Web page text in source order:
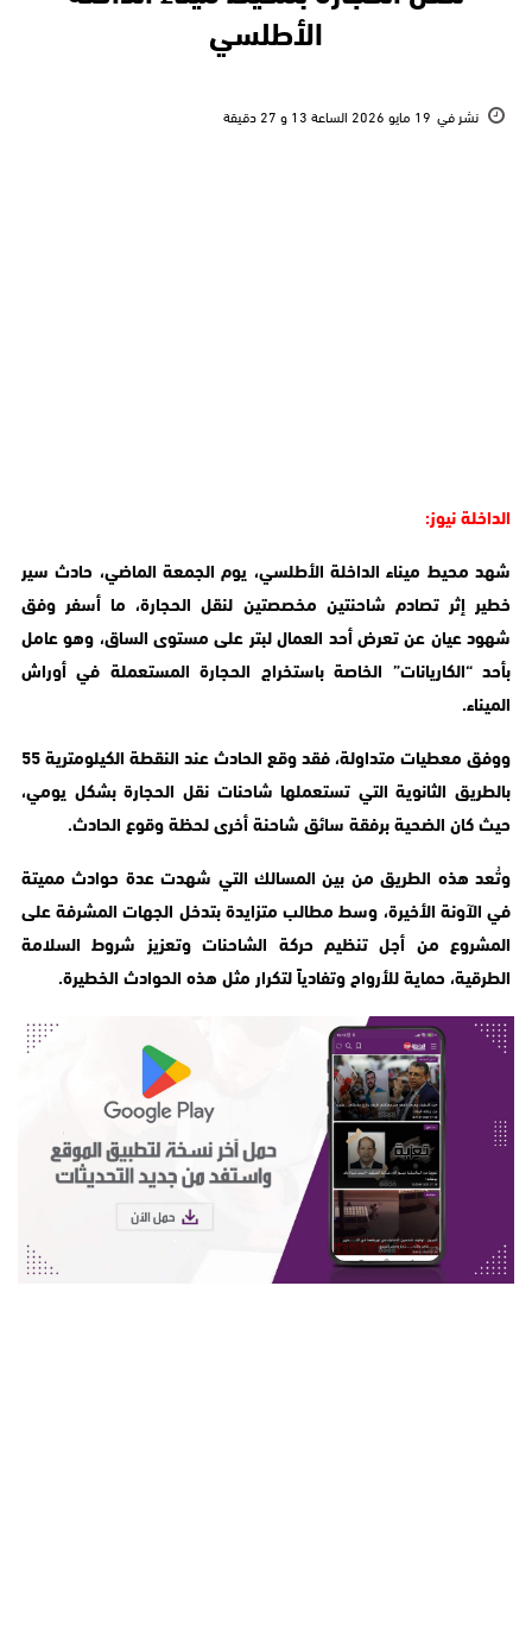
الأطلسي
نشر في 19 مايو 2026 الساعة 13 و 27 دقيقة
الداخلة نيوز:
شهد محيط ميناء الداخلة الأطلسي، يوم الجمعة الماضي، حادث سير
خطير إثر تصادم شاحنتين مخصصتين لنقل الحجارة، ما أسفر وفق
شهود عيان عن تعرض أحد العمال لبتر على مستوى الساق، وهو عامل
بأحد “الكاريانات” الخاصة باستخراج الحجارة المستعملة في أوراش
الميناء.
ووفق معطيات متداولة، فقد وقع الحادث عند النقطة الكيلومترية 55
بالطريق الثانوية التي تستعملها شاحنات نقل الحجارة بشكل يومي،
حيث كان الضحية برفقة سائق شاحنة أخرى لحظة وقوع الحادث.
وتُعد هذه الطريق من بين المسالك التي شهدت عدة حوادث مميتة
في الآونة الأخيرة، وسط مطالب متزايدة بتدخل الجهات المشرفة على
المشروع من أجل تنظيم حركة الشاحنات وتعزيز شروط السلامة
الطرقية، حماية للأرواح وتفادياً لتكرار مثل هذه الحوادث الخطيرة.